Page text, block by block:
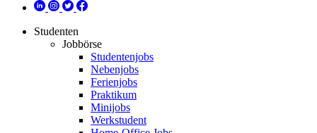
Studenten
Jobbörse
Studentenjobs
Nebenjobs
Ferienjobs
Praktikum
Minijobs
Werkstudent